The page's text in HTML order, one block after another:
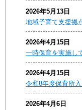
2026年5月13日
地域子育て支援拠
2026年4月15日
一時保育を実施し
2026年4月15日
令和8年度保育所
2026年4月6日